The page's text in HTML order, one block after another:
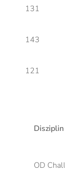
131
143
121
Disziplin
OD